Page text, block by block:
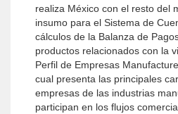
realiza México con el resto del
insumo para el Sistema de
cálculos de la Balanza de
productos relacionados con la
Perfil de Empresas
cual presenta las principales
empresas de las industrias
participan en los flujos